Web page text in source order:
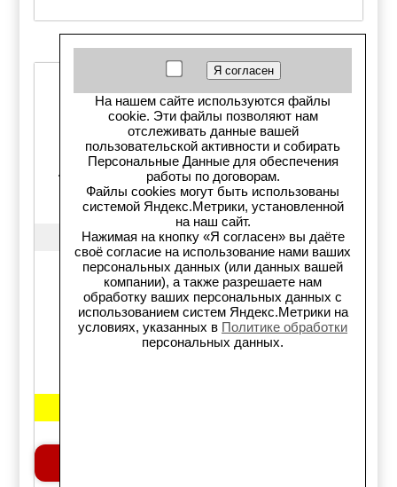
Код товара: 41390
Наконечник рул, , Ford
Focus II, III 2005->, C-MAX
DM#, Volvo C30, S40 (MS),
V50 (MW)
CTR
CEF37R
Примечание: Правый
На нашем сайте используются файлы
cookie. Эти файлы позволяют нам
отслеживать данные вашей
пользовательской активности и собирать
Персональные Данные для обеспечения
работы по договорам.
Файлы cookies могут быть использованы
системой Яндекс.Метрики, установленной
на наш сайт.
Нажимая на кнопку «Я согласен» вы даёте
своё согласие на использование нами ваших
персональных данных (или данных вашей
компании), а также разрешаете нам
обработку ваших персональных данных с
использованием систем Яндекс.Метрики на
условиях, указанных в Политике обработки
персональных данных.